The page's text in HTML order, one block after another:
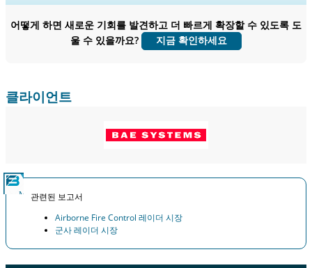
종 사용자 인사이트.
지금 맞춤 설정
어떻게 하면 새로운 기회를 발견하고 더 빠르게 확장할 수 있도록 도
울 수 있을까요?
지금 확인하세요
클라이언트
관련된 보고서
Airborne Fire Control 레이더 시장
군사 레이더 시장